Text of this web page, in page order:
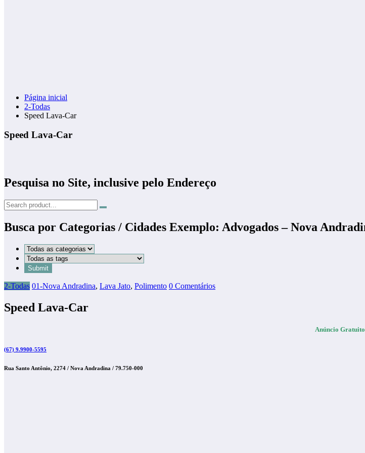
Página inicial
2-Todas
Speed Lava-Car
Speed Lava-Car
Pesquisa no Site, inclusive pelo Endereço
Busca por Categorias / Cidades Exemplo: Advogados – Nova
2-Todas 01-Nova Andradina, Lava Jato, Polimento 0 Comentários
Speed Lava-Car
Anúncio Gratuito
(67) 9.9900-5595
Rua Santo Antônio, 2274 / Nova Andradina / 79.750-000